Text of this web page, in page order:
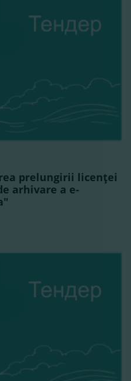
prelungirii licenţei
arhivare a e-